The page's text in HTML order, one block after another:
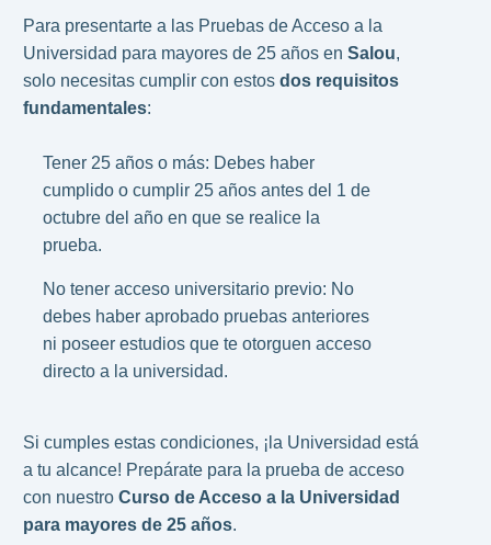
Para presentarte a las Pruebas de Acceso a la
Universidad para mayores de 25 años enSalou,
solo necesitas cumplir con estosdos requisitos
fundamentales:
Tener 25 años o más: Debes haber
cumplido o cumplir 25 años antes del 1 de
octubre del año en que se realice la
prueba.
No tener acceso universitario previo: No
debes haber aprobado pruebas anteriores
ni poseer estudios que te otorguen acceso
directo a la universidad.
Si cumples estas condiciones, ¡la Universidad está
a tu alcance! Prepárate para la prueba de acceso
con nuestroCurso de Acceso a la Universidad
para mayores de 25 años.